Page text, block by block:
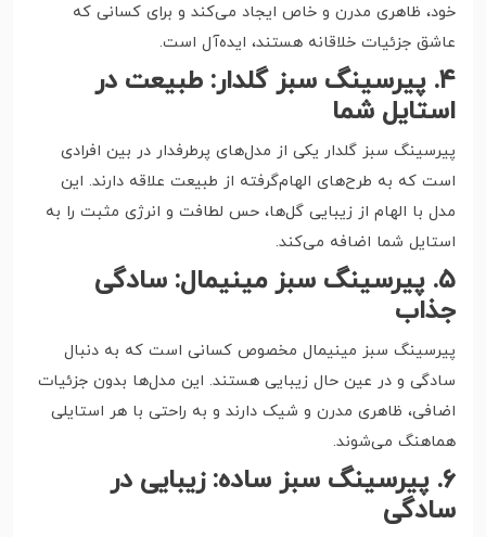
خود، ظاهری مدرن و خاص ایجاد می‌کند و برای کسانی که
عاشق جزئیات خلاقانه هستند، ایده‌آل است.
۴. پیرسینگ سبز گلدار: طبیعت در
استایل شما
پیرسینگ سبز گلدار یکی از مدل‌های پرطرفدار در بین افرادی
است که به طرح‌های الهام‌گرفته از طبیعت علاقه دارند. این
مدل با الهام از زیبایی گل‌ها، حس لطافت و انرژی مثبت را به
استایل شما اضافه می‌کند.
۵. پیرسینگ سبز مینیمال: سادگی
جذاب
پیرسینگ سبز مینیمال مخصوص کسانی است که به دنبال
سادگی و در عین حال زیبایی هستند. این مدل‌ها بدون جزئیات
اضافی، ظاهری مدرن و شیک دارند و به راحتی با هر استایلی
هماهنگ می‌شوند.
۶. پیرسینگ سبز ساده: زیبایی در
سادگی